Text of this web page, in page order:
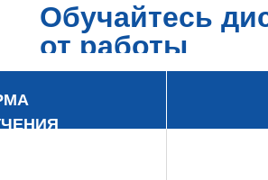
Обучайтесь
от работы